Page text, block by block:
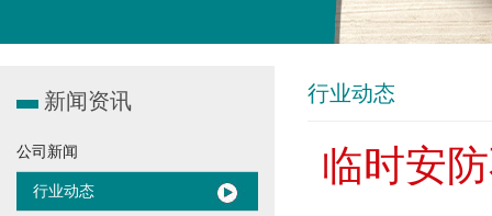
新闻资讯
公司新闻
行业动态
行业动态
临时安